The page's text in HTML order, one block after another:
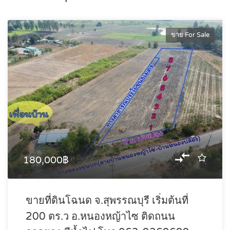
ขาย For Sale
180,000฿
ขายที่ดินโฉนด จ.สุพรรณบุรี เริ่มต้นที่
200 ตร.ว อ.หนองหญ้าไซ ติดถนน